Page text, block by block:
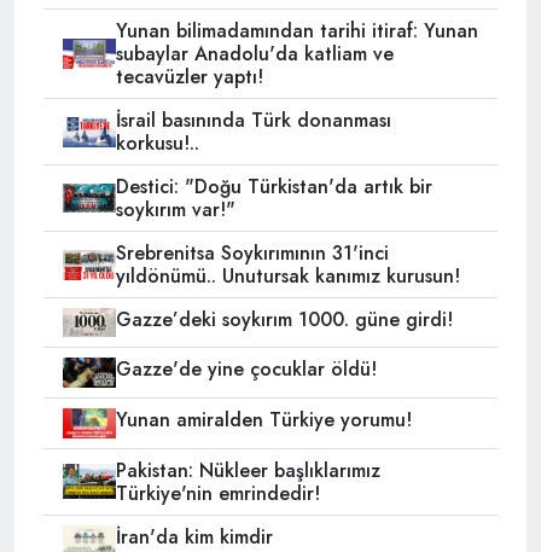
Yunan bilimadamından tarihi itiraf: Yunan
subaylar Anadolu'da katliam ve
tecavüzler yaptı!
İsrail basınında Türk donanması
korkusu!..
Destici: "Doğu Türkistan'da artık bir
soykırım var!"
Srebrenitsa Soykırımının 31'inci
yıldönümü.. Unutursak kanımız kurusun!
Gazze’deki soykırım 1000. güne girdi!
Gazze'de yine çocuklar öldü!
Yunan amiralden Türkiye yorumu!
Pakistan: Nükleer başlıklarımız
Türkiye'nin emrindedir!
İran'da kim kimdir